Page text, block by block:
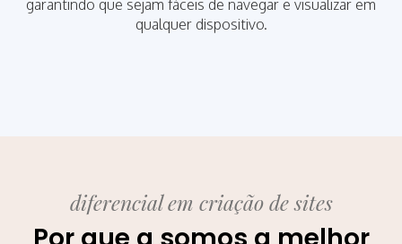
garantindo que sejam fáceis de navegar e visualizar em
qualquer dispositivo.
diferencial em criação de sites